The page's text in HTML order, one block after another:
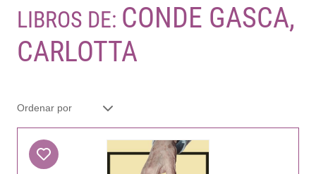
LIBROS DE: CONDE GASCA,
CARLOTTA